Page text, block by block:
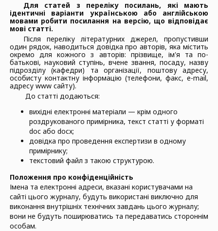
Для статей з переліку посилань, які мають
ідентичні варіанти українською або англійською
мовами робити посилання на версію, що відповідає
мові статті.
Після переліку літературних джерел, пропустивши
один рядок, наводиться довідка про авторів, яка містить
окремо для кожного з авторів: прізвище, ім'я та по-
батькові, науковий ступінь, вчене звання, посаду, назву
підрозділу (кафедри) та організації, поштову адресу,
особисту контактну інформацію (телефони, факс, e-mail,
адресу www сайту).
До статті додаються:
вихідні електронні матеріали — крім одного
роздрукованого примірника, текст статті у форматі
doc або docx;
довідка про проведення експертизи в одному
примірнику;
текстовий файл з такою структурою.
Положення про конфіденційність
Імена та електронні адреси, вказані користувачами на
сайті цього журналу, будуть використані виключно для
виконання внутрішніх технічних завдань цього журналу;
вони не будуть поширюватись та передаватись стороннім
особам.